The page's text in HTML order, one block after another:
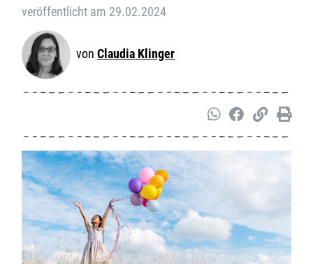
veröffentlicht am 29.02.2024
Claudia Klinger